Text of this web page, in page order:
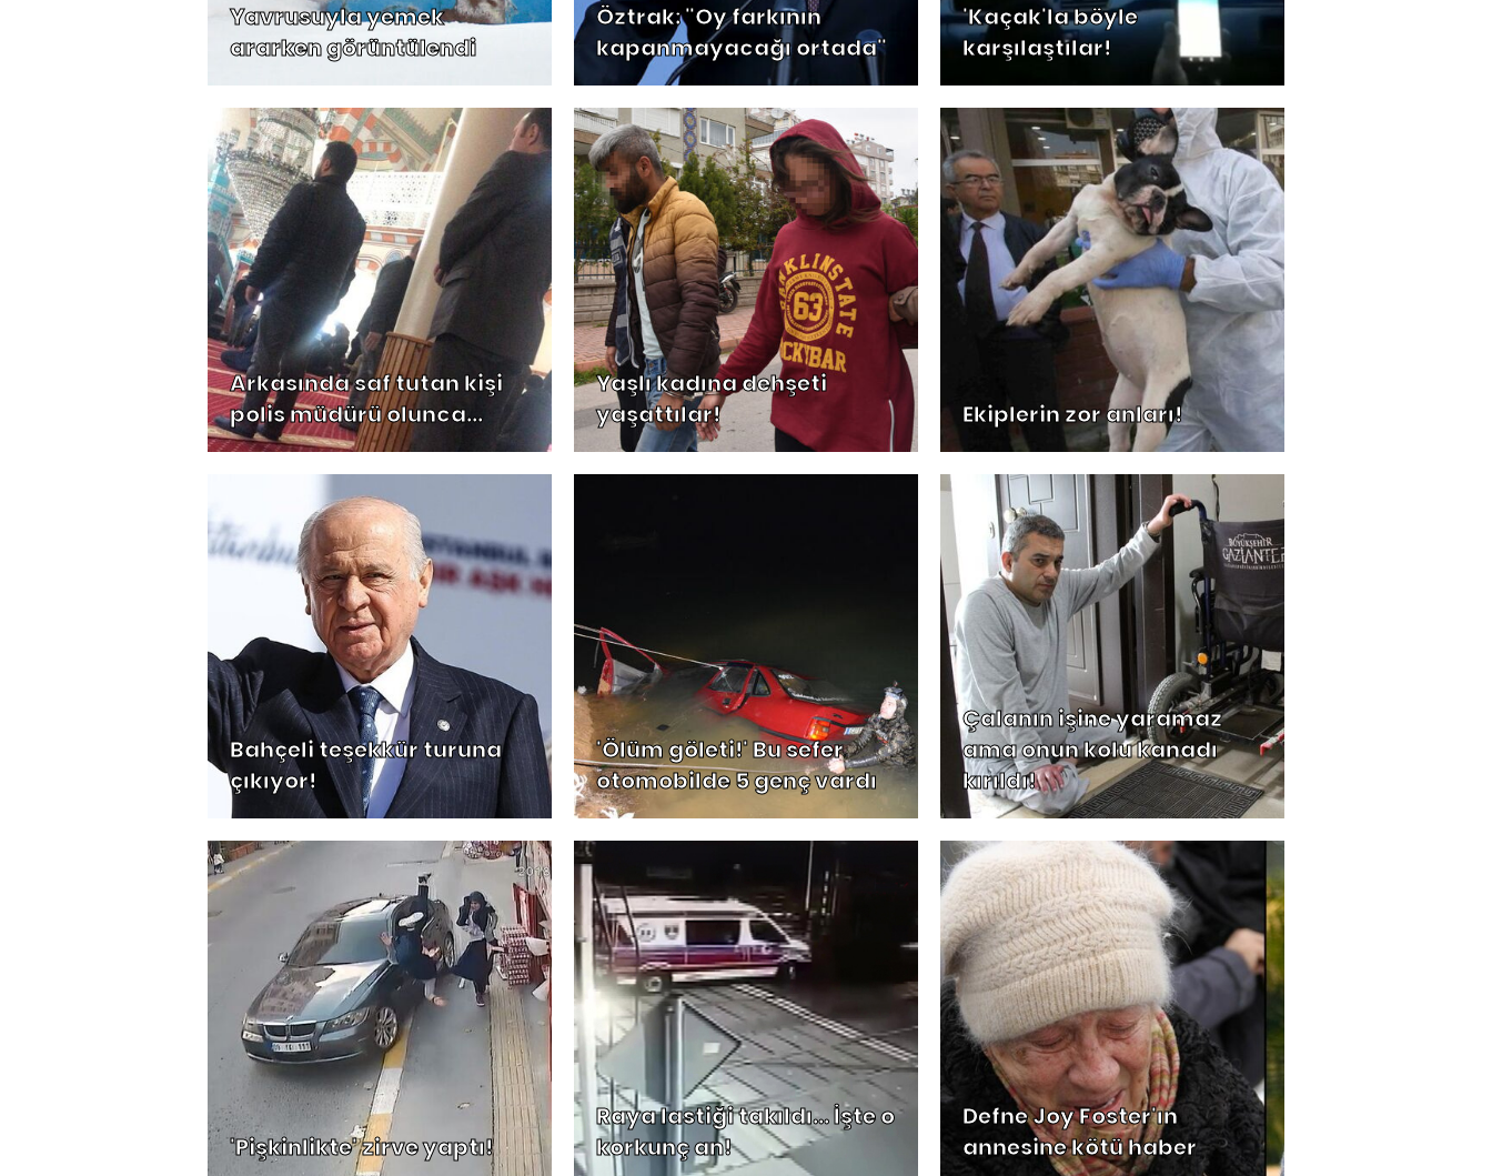
Yavrusuyla yemek
ararken görüntülendi
Öztrak: "Oy farkının
kapanmayacağı ortada"
'Kaçak'la böyle
karşılaştılar!
Arkasında saf tutan kişi
polis müdürü olunca...
Yaşlı kadına dehşeti
yaşattılar!
Ekiplerin zor anları!
Bahçeli teşekkür turuna
çıkıyor!
'Ölüm göleti!' Bu sefer
otomobilde 5 genç vardı
Çalanın işine yaramaz
ama onun kolu kanadı
kırıldı!
'Pişkinlikte' zirve yaptı!
Raya lastiği takıldı... İşte o
korkunç an!
Defne Joy Foster'ın
annesine kötü haber